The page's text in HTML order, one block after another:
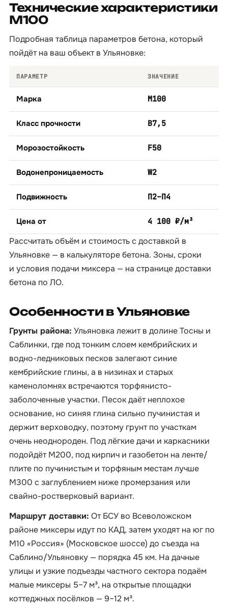
Технические характеристики
М100
Подробная таблица параметров бетона, который
пойдёт на ваш объект в Ульяновке:
ПАРАМЕТР ЗНАЧЕНИЕ
Марка М100
Класс прочности B7,5
Морозостойкость F50
Водонепроницаемость W2
Подвижность П2–П4
Цена от 4 100 ₽/м³
Рассчитать объём и стоимость с доставкой в
Ульяновке — в калькуляторе бетона. Зоны, сроки
и условия подачи миксера — на страницедоставки
бетона по ЛО.
Особенности в Ульяновке
Грунты района: Ульяновка лежит в долине Тосны и
Саблинки, где под тонким слоем кембрийских и
водно-ледниковых песков залегают синие
кембрийские глины, а в низинах и старых
каменоломнях встречаются торфянисто-
заболоченные участки. Песок даёт неплохое
основание, но синяя глина сильно пучинистая и
держит верховодку, поэтому грунт по участкам
очень неоднороден. Под лёгкие дачи и каркасники
подойдёт М200, под кирпич и газобетон на ленте/
плите по пучинистым и торфяным местам лучше
М300 с заглублением ниже промерзания или
свайно-ростверковый вариант.
Маршрут доставки: От БСУ во Всеволожском
районе миксеры идут по КАД, затем уходят на юг по
М10 «Россия» (Московское шоссе) до съезда на
Саблино/Ульяновку — порядка 45 км. На дачные
улицы и узкие подъезды частного сектора подаём
малые миксеры 5–7 м³, на открытые площадки
коттеджных посёлков — 9–12 м³.